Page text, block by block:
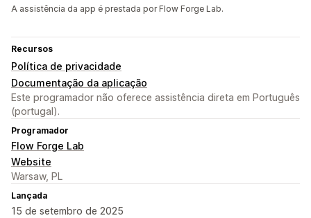
A assistência da app é prestada por Flow Forge Lab.
Recursos
Política de privacidade
Documentação da aplicação
Este programador não oferece assistência direta em Português
(portugal).
Programador
Flow Forge Lab
Website
Warsaw, PL
Lançada
15 de setembro de 2025